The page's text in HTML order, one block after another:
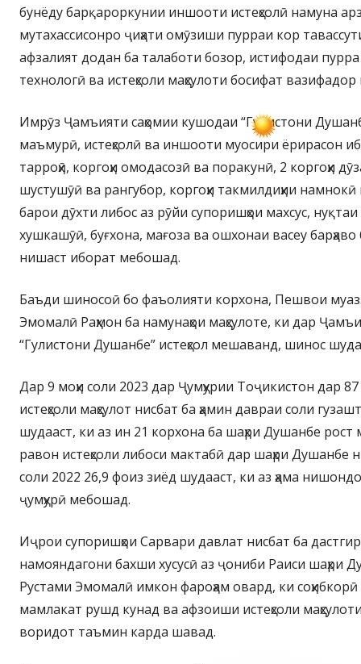
бунёду барқароркунии иншооти истеҳсолӣ намуна
мутахассисонро ҷиҳати омӯзиши пурраи кор
афзалият додан ба талаботи бозор, истифодаи
технологӣ ва истеҳсоли маҳсулоти босифат
Имрӯз Ҷамъияти саҳомии кушодаи “Гулистони
маъмурӣ, истеҳсолӣ ва иншооти муосири ёрирасон
тарроҳӣ, коргоҳи омодасозӣ ва поракунӣ, 2 коргоҳи
шустушӯӣ ва рангубор, коргоҳи такмилдиҳии намнокӣ
барои дӯхти либос аз рӯйи супоришҳои махсус,
хушкашӯӣ, буғхона, мағоза ва ошхонаи васеу
нишаст иборат мебошад.
Баъди шиносоӣ бо фаъолияти корхона, Пешвои
Эмомалӣ Раҳмон ба намунаҳои маҳсулоте, ки дар
“Гулистони Душанбе” истеҳсол мешаванд, шинос
Дар 9 моҳи соли 2023 дар Ҷумҳурии Тоҷикистон дар
истеҳсоли маҳсулот нисбат ба ҳамин давраи соли
шудааст, ки аз ин 21 корхона ба шаҳри Душанбе рост
равон истеҳсоли либоси мактабӣ дар шаҳри Душанбе
соли 2022 26,9 фоиз зиёд шудааст, ки аз ҳама
ҷумҳурӣ мебошад.
Иҷрои супоришҳои Сарвари давлат нисбат ба
намояндагони бахши хусусӣ аз ҷониби Раиси шаҳри
Рустами Эмомалӣ имкон фароҳам овард, ки
мамлакат рушд кунад ва афзоиши истеҳсоли
воридот таъмин карда шавад.